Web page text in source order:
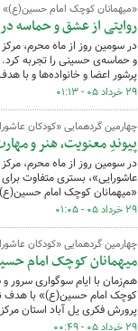
«میهمانان کوچک امام حسین(ع)»
روایتی از عشق و حماسه
در سومین روز از ماه محرم،
و حماسه‌ی حسینی را تجربه
پرشور اعضا و خانواده‌ها و با
۲۹ خرداد ۰۵ - ۰۱:۱۳
چهارمین گردهمایی «کودکان
پیوندِ معنویت، هنر و
در سومین روز از ماه محرم،
عاشورایی»، بستری متفاوت برای
«میهمانان کوچک امام
۲۹ خرداد ۰۵ - ۰۱:۰۵
چهارمین گردهمایی «کودکان
میهمانان کوچک امام
هم‌زمان با ایام سوگواری سرور
کوچک امام حسین(ع)» با هدف
پرورش فکری یل آباد استان
۲۹ خرداد ۰۵ - ۰۰:۴۹